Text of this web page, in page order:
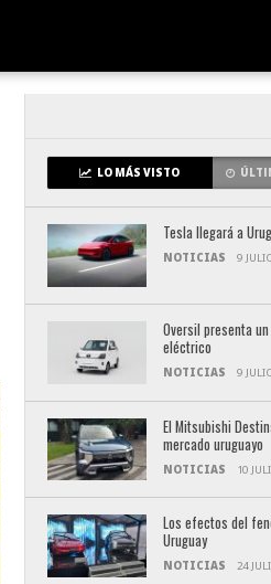
LO MÁS VISTO
Tesla llegará a
NOTICIAS 9
Oversil presenta
eléctrico
NOTICIAS 9
El Mitsubishi
mercado uruguayo
NOTICIAS 10
Los efectos del
Uruguay
NOTICIAS 24